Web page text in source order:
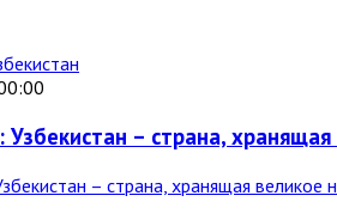
– страна,